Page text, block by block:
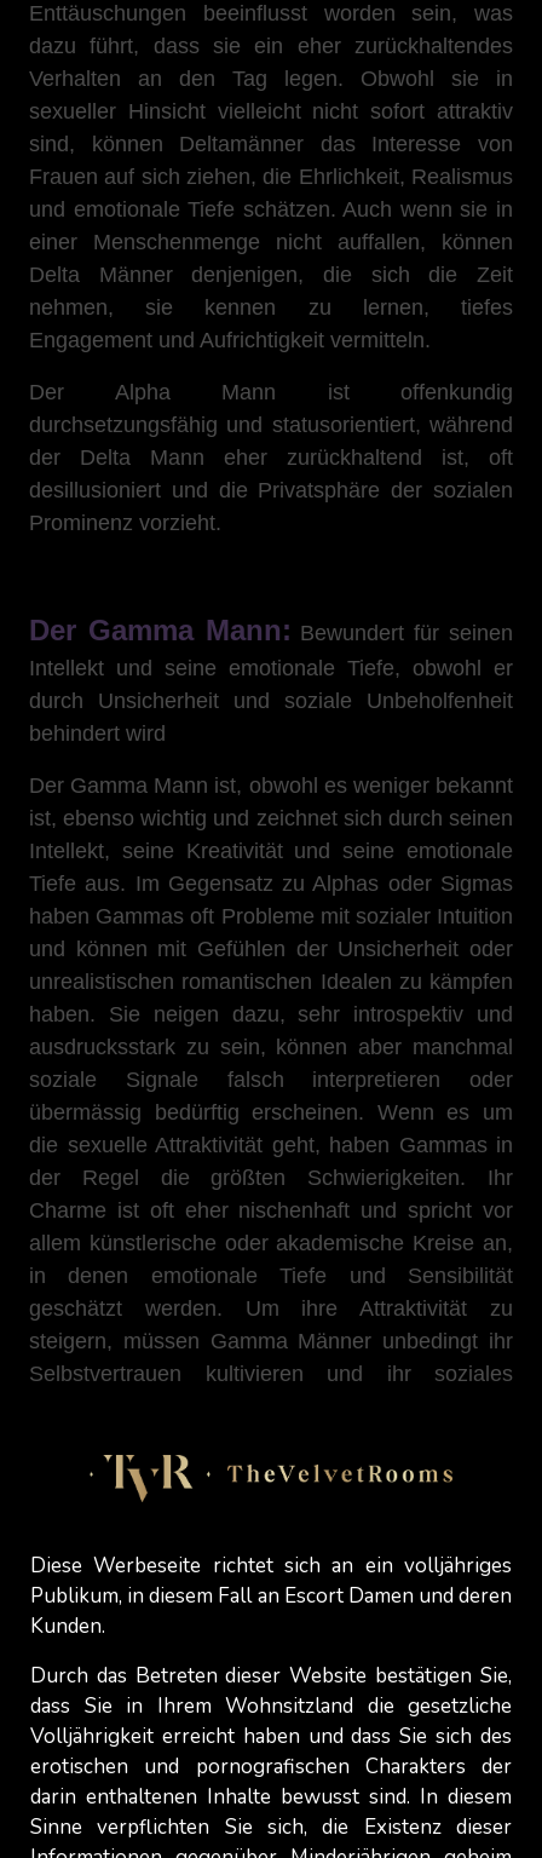
Enttäuschungen beeinflusst worden sein, was
dazu führt, dass sie ein eher zurückhaltendes
Verhalten an den Tag legen. Obwohl sie in
sexueller Hinsicht vielleicht nicht sofort attraktiv
sind, können Deltamänner das Interesse von
Frauen auf sich ziehen, die Ehrlichkeit, Realismus
und emotionale Tiefe schätzen. Auch wenn sie in
einer Menschenmenge nicht auffallen, können
Delta Männer denjenigen, die sich die Zeit
nehmen, sie kennen zu lernen, tiefes
Engagement und Aufrichtigkeit vermitteln.
Der Alpha Mann ist offenkundig
durchsetzungsfähig und statusorientiert, während
der Delta Mann eher zurückhaltend ist, oft
desillusioniert und die Privatsphäre der sozialen
Prominenz vorzieht.
Der Gamma Mann: Bewundert für seinen
Intellekt und seine emotionale Tiefe, obwohl er
durch Unsicherheit und soziale Unbeholfenheit
behindert wird
Der Gamma Mann ist, obwohl es weniger bekannt
ist, ebenso wichtig und zeichnet sich durch seinen
Intellekt, seine Kreativität und seine emotionale
Tiefe aus. Im Gegensatz zu Alphas oder Sigmas
haben Gammas oft Probleme mit sozialer Intuition
und können mit Gefühlen der Unsicherheit oder
unrealistischen romantischen Idealen zu kämpfen
haben. Sie neigen dazu, sehr introspektiv und
ausdrucksstark zu sein, können aber manchmal
soziale Signale falsch interpretieren oder
übermässig bedürftig erscheinen. Wenn es um
die sexuelle Attraktivität geht, haben Gammas in
der Regel die größten Schwierigkeiten. Ihr
Charme ist oft eher nischenhaft und spricht vor
allem künstlerische oder akademische Kreise an,
in denen emotionale Tiefe und Sensibilität
geschätzt werden. Um ihre Attraktivität zu
steigern, müssen Gamma Männer unbedingt ihr
Selbstvertrauen kultivieren und ihr soziales
Im Gegensatz dazu strahlt der Alpha Mann
soziale Dominanz und Durchsetzungsvermögen
und emotionale Intensität stützt, es ihm aber
häufig an Selbstvertrauen und sozialem
Verständnis mangelt.
Der Omega Mann:Faszinierend wegen
seiner Authentizität und Rebellion, aber oft
abgetan wegen seines Mangels an Antrieb oder
Richtung
Diese Werbeseite richtet sich an ein volljähriges
Publikum, in diesem Fall an Escort Damen und deren
Kunden.
Durch das Betreten dieser Website bestätigen Sie,
dass Sie in Ihrem Wohnsitzland die gesetzliche
Volljährigkeit erreicht haben und dass Sie sich des
erotischen und pornografischen Charakters der
darin enthaltenen Inhalte bewusst sind. In diesem
Sinne verpflichten Sie sich, die Existenz dieser